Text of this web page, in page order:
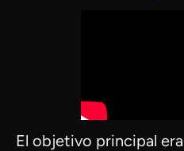
El objetivo principal